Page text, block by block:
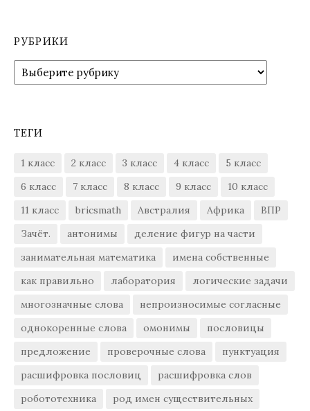
РУБРИКИ
Рубрики
ТЕГИ
1 класс 2 класс 3 класс 4 класс
5 класс
6 класс
7 класс 8 класс 9 класс
10 класс
11 класс
bricsmath Австралия Африка
ВПР
Зачёт.
антонимы
деление фигур на части
занимательная математика
имена собственные
как правильно
лаборатория
логические задачи
многозначные слова
непроизносимые согласные
однокоренные слова
омонимы
пословицы
предложение
проверочные слова
пунктуация
расшифровка пословиц
расшифровка слов
робототехника
род имен существительных